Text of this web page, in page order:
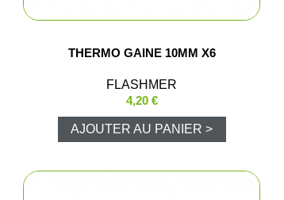
THERMO GAINE 10MM X6
FLASHMER
4,20 €
AJOUTER AU PANIER >